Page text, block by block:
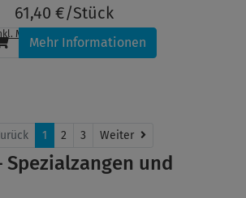
61,40 €/Stück
MwSt.
Mehr Informationen
1 2 3 Weiter
Spezialzangen und